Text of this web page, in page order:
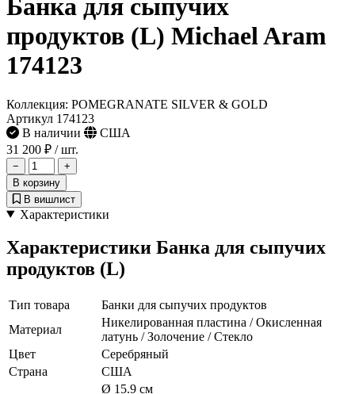
Банка для сыпучих
продуктов (L) Michael Aram
174123
Коллекция: POMEGRANATE SILVER & GOLD
Артикул 174123
В наличии
США
31 200 ₽ / шт.
−
+
В корзину
В вишлист
Характеристики
Характеристики Банка для сыпучих
продуктов (L)
Тип товара
Банки для сыпучих продуктов
Материал
Никелированная пластина / Окисленная
латунь / Золочение / Стекло
Цвет
Серебряный
Страна
США
Ø 15.9 см